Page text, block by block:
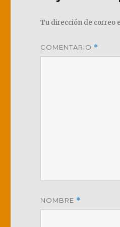
Tu dirección de correo
COMENTARIO *
NOMBRE *